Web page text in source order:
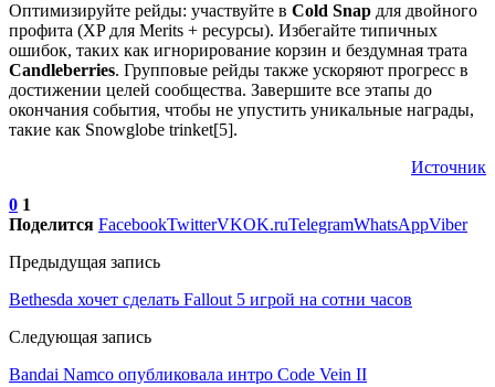
Оптимизируйте рейды: участвуйте в Cold Snap для двойного
профита (XP для Merits + ресурсы). Избегайте типичных
ошибок, таких как игнорирование корзин и бездумная трата
Candleberries. Групповые рейды также ускоряют прогресс в
достижении целей сообщества. Завершите все этапы до
окончания события, чтобы не упустить уникальные награды,
такие как Snowglobe trinket[5].
Источник
0 1
Поделится FacebookTwitterVKOK.ruTelegramWhatsAppViber
Предыдущая запись
Bethesda хочет сделать Fallout 5 игрой на сотни часов
Следующая запись
Bandai Namco опубликовала интро Code Vein II